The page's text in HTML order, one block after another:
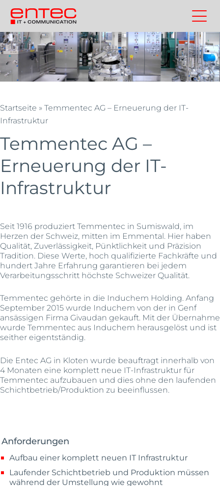
Zum
Inhalt
springen
Cloudweb
Entec
AG
|
Outsourcing
Cloud
Schweiz
Kontakt Suchen
Startseite »Temmentec AG – Erneuerung der IT-
Infrastruktur
Temmentec AG –
Erneuerung der IT-
Infrastruktur
Seit 1916 produziert Temmentec in Sumiswald, im
Herzen der Schweiz, mitten im Emmental. Hier haben
Qualität, Zuverlässigkeit, Pünktlichkeit und Präzision
Tradition. Diese Werte, hoch qualifizierte Fachkräfte und
hundert Jahre Erfahrung garantieren bei jedem
Verarbeitungsschritt höchste Schweizer Qualität.
Temmentec gehörte in die Induchem Holding. Anfang
September 2015 wurde Induchem von der in Genf
ansässigen Firma Givaudan gekauft. Mit der Übernahme
wurde Temmentec aus Induchem herausgelöst und ist
seither eigentständig.
Die Entec AG in Kloten wurde beauftragt innerhalb von
4 Monaten eine komplett neue IT-Infrastruktur für
Temmentec aufzubauen und dies ohne den laufenden
Schichtbetrieb/Produktion zu beeinflussen.
Anforderungen
Aufbau einer komplett neuen IT Infrastruktur
Laufender Schichtbetrieb und Produktion müssen
während der Umstellung wie gewohnt